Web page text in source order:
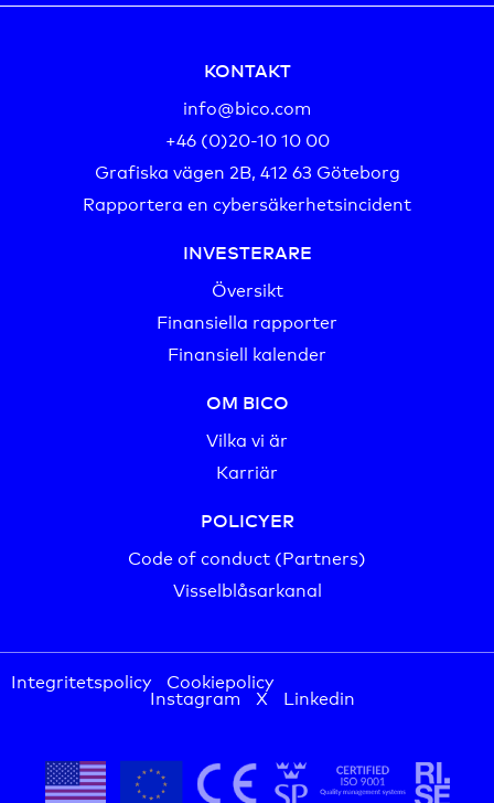
KONTAKT
info@bico.com
+46 (0)20-10 10 00‬
Grafiska vägen 2B, 412 63 Göteborg
Rapportera en cybersäkerhetsincident
INVESTERARE
Översikt
Finansiella rapporter
Finansiell kalender
OM BICO
Vilka vi är
Karriär
POLICYER
Code of conduct (Partners)
Visselblåsarkanal
Integritetspolicy Cookiepolicy
Instagram X Linkedin